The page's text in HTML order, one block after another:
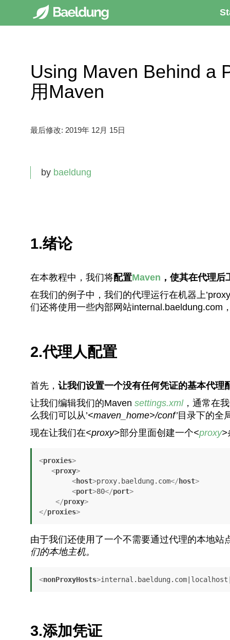
Using Maven Behind a
用Maven
最后修改: 2019年 12月 15日
by baeldung
1.绪论
在本教程中，我们将配置Maven ，使其在代理后
在我们的例子中，我们的代理运行在机器上
们还将使用一些内部网站internal.baeldung.com
2.代理人配置
首先， 让我们设置一个没有任何凭证的基本代理
让我们编辑我们的Maven settings.xml，通常在我
么我们可以从’<maven_home>/conf’目录下的全
现在让我们在<proxy>部分里面创建一个<proxy>
<proxies>
<proxy>
<host>proxy.baeldung.com</ host>
<port>80</port>
</proxy>
</proxies>
由于我们还使用了一个不需要通过代理的本地站
们的本地主机。
<nonProxyHosts>
3.添加凭证